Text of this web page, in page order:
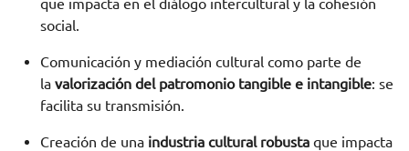
social.
Comunicación y mediación cultural como parte de
la valorización del patromonio tangible e intangible: se
facilita su transmisión.
Creación de una industria cultural robusta que impacta